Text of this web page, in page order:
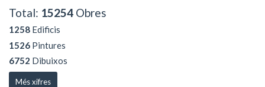
Total: 15254 Obres
1258 Edificis
1526 Pintures
6752 Dibuixos
Més xifres